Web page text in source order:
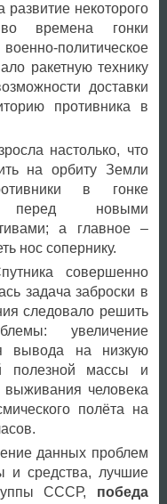
некоторого
во времена гонки
политическое
ракетную технику
доставки
противника в
настолько, что
на орбиту Земли
в гонке
перед новыми
а главное –
нос сопернику.
совершенно
задача заброски в
следовало решить
увеличение
вывода на низкую
полезной массы и
выживания человека
полёта на
данных проблем
средства, лучшие
СССР, победа